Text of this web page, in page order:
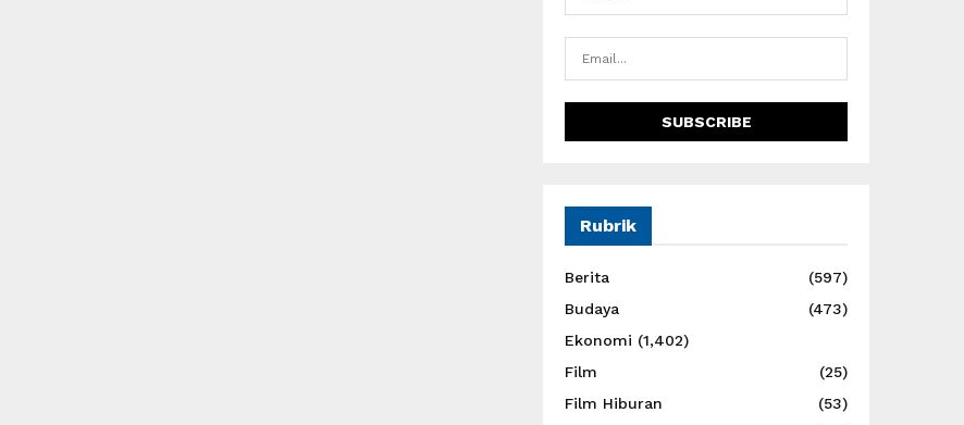
Rubrik
Berita
(597)
Budaya
(473)
Ekonomi (1,402)
Film
(25)
Film Hiburan
(53)